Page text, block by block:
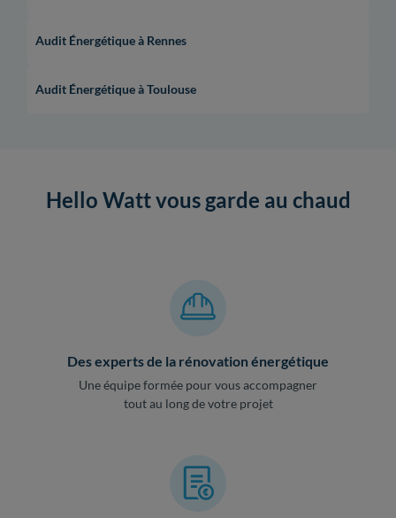
Audit Énergétique à Rennes
Audit Énergétique à Toulouse
Hello Watt vous garde au chaud
Des experts de la rénovation énergétique
Une équipe formée pour vous accompagner
tout au long de votre projet